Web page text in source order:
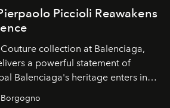
Piccioli Reawakens
collection at Balenciaga,
a powerful statement of
Balenciaga's heritage enters into
contemporary vision of fashion